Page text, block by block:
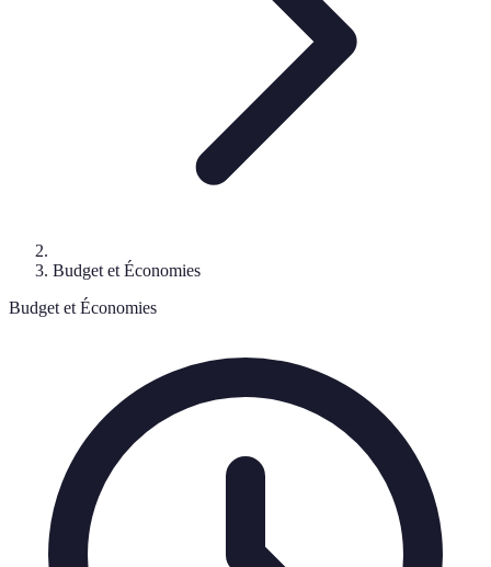
Budget et Économies
Budget et Économies